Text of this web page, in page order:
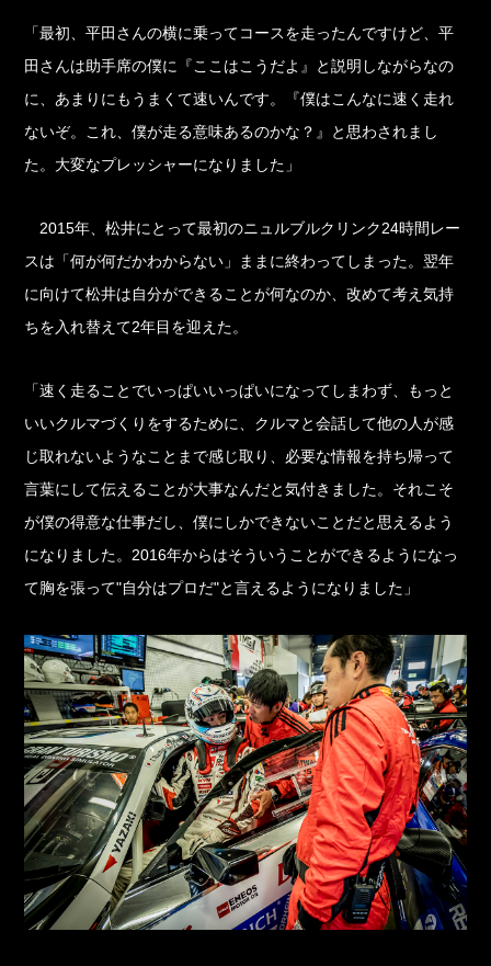
「最初、平田さんの横に乗ってコースを走ったんですけど、平
田さんは助手席の僕に『ここはこうだよ』と説明しながらなの
に、あまりにもうまくて速いんです。『僕はこんなに速く走れ
ないぞ。これ、僕が走る意味あるのかな？』と思わされまし
た。大変なプレッシャーになりました」
2015年、松井にとって最初のニュルブルクリンク24時間レー
スは「何が何だかわからない」ままに終わってしまった。翌年
に向けて松井は自分ができることが何なのか、改めて考え気持
ちを入れ替えて2年目を迎えた。
「速く走ることでいっぱいいっぱいになってしまわず、もっと
いいクルマづくりをするために、クルマと会話して他の人が感
じ取れないようなことまで感じ取り、必要な情報を持ち帰って
言葉にして伝えることが大事なんだと気付きました。それこそ
が僕の得意な仕事だし、僕にしかできないことだと思えるよう
になりました。2016年からはそういうことができるようになっ
て胸を張って"自分はプロだ"と言えるようになりました」